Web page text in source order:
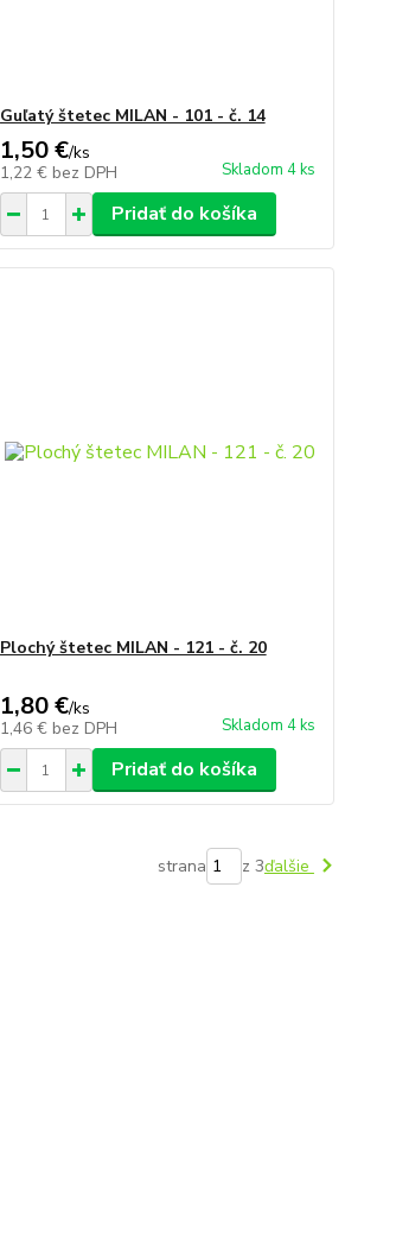
Guľatý štetec MILAN - 101 - č. 14
1,50 €/ks
1,22 € bez DPH Skladom 4 ks
Pridať do košíka
Plochý štetec MILAN - 121 - č. 20
1,80 €/ks
1,46 € bez DPH Skladom 4 ks
Pridať do košíka
strana z 3ďalšie